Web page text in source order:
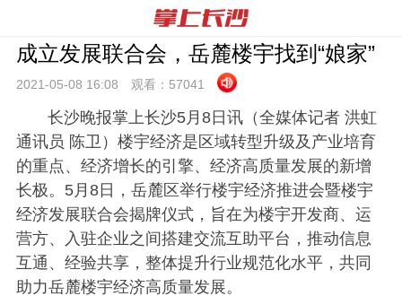
成立发展联合会，岳麓楼宇找到“娘家”
2021-05-08 16:08 观看： 57041
长沙晚报掌上长沙5月8日讯（全媒体记者 洪虹
通讯员 陈卫）楼宇经济是区域转型升级及产业培育
的重点、经济增长的引擎、经济高质量发展的新增
长极。5月8日，岳麓区举行楼宇经济推进会暨楼宇
经济发展联合会揭牌仪式，旨在为楼宇开发商、运
营方、入驻企业之间搭建交流互助平台，推动信息
互通、经验共享，整体提升行业规范化水平，共同
助力岳麓楼宇经济高质量发展。